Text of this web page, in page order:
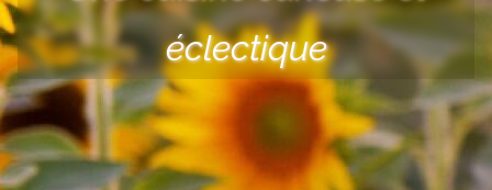
éclectique